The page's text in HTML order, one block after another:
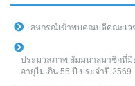
สหกรณ์เข้าพบคณบดีคณะเว
ประมวลภาพ สัมมนาสมาชิกที่มี
อายุไม่เกิน 55 ปี ประจำปี 2569